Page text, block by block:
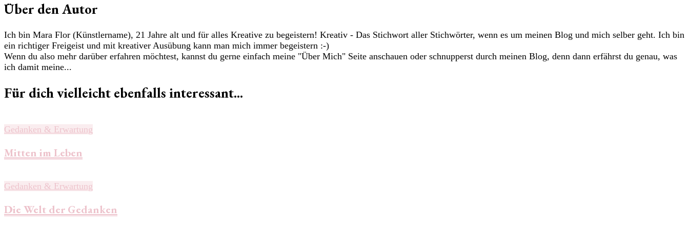
Über den Autor
Ich bin Mara Flor (Künstlername), 21 Jahre alt und für alles Kreative zu begeistern! Kreativ - Das Stichwort aller Stichwörter, wenn es um meinen Blog und mich selber geht. Ich bin
ein richtiger Freigeist und mit kreativer Ausübung kann man mich immer begeistern :-)
Wenn du also mehr darüber erfahren möchtest, kannst du gerne einfach meine "Über Mich" Seite anschauen oder schnupperst durch meinen Blog, denn dann erfährst du genau, was
ich damit meine...
Für dich vielleicht ebenfalls interessant...
Gedanken & Erwartung
Mitten im Leben
Gedanken & Erwartung
Die Welt der Gedanken